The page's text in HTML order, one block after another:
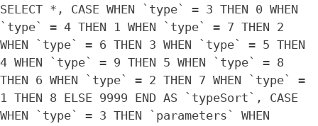
SELECT *, CASE WHEN `type` = 3 THEN 0 WHEN
`type` = 4 THEN 1 WHEN `type` = 7 THEN 2
WHEN `type` = 6 THEN 3 WHEN `type` = 5 THEN
4 WHEN `type` = 9 THEN 5 WHEN `type` = 8
THEN 6 WHEN `type` = 2 THEN 7 WHEN `type` =
1 THEN 8 ELSE 9999 END AS `typeSort`, CASE
WHEN `type` = 3 THEN `parameters` WHEN